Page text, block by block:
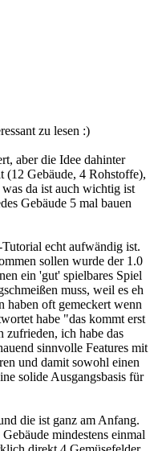
zu lesen :)
aber die Idee dahinter
(12 Gebäude, 4 Rohstoffe),
was da ist auch wichtig ist
Gebäude 5 mal bauen
echt aufwändig ist.
sollen wurde der 1.0
ein 'gut' spielbares Spiel
muss, weil es eh
haben oft gemeckert wenn
habe "das kommt erst
ich habe das
sinnvolle Features mit
und damit sowohl einen
solide Ausgangsbasis für
die ist ganz am Anfang.
mindestens einmal